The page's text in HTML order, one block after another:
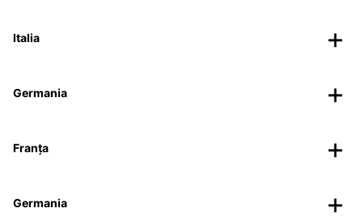
Italia
Germania
Franța
Germania